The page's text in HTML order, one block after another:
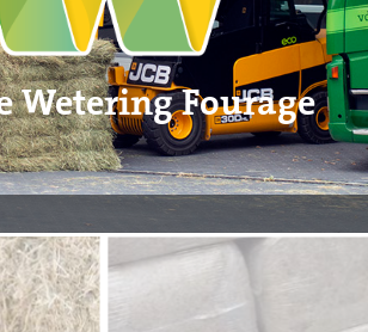
Wetering Fourage